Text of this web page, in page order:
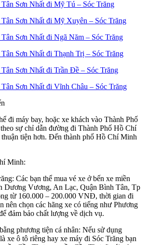
Sơn Nhất đi Mỹ Tú – Sóc Trăng
Sơn Nhất đi Mỹ Xuyên – Sóc Trăng
Sơn Nhất đi Ngã Năm – Sóc Trăng
Sơn Nhất đi Thạnh Trị – Sóc Trăng
Sơn Nhất đi Trần Đề – Sóc Trăng
Sơn Nhất đi Vĩnh Châu – Sóc Trăng
đi máy bay, hoặc xe khách vào Thành Phố
sự chỉ dẫn đường đi Thành Phố Hồ Chí
tiện hơn. Đến thành phố Hồ Chí Minh
Minh:
Các bạn thể mua vé xe ở bến xe miền
Dương Vương, An Lạc, Quận Bình Tân, Tp
từ 160.000 – 200.000 VNĐ, thời gian đi
nên chọn các hãng xe có tiếng như Phương
đảm bảo chất lượng về dịch vụ.
phương tiện cá nhân: Nếu sử dụng
xe ô tô riêng hay xe máy đi Sóc Trăng bạn